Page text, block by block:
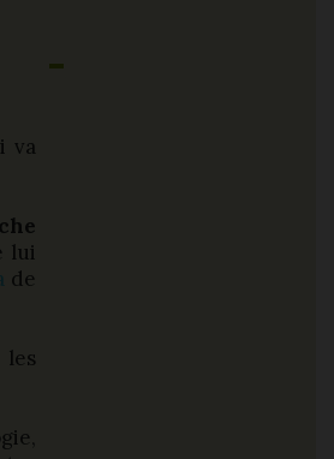
va
lui
de